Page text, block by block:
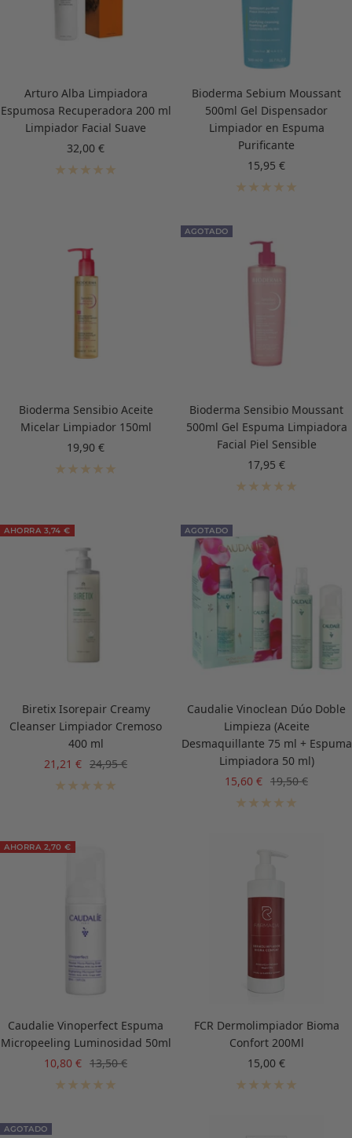
Arturo Alba Limpiadora
Espumosa Recuperadora 200 ml
Limpiador Facial Suave
Precio
de
32,00 €
Bioderma Sebium Moussant
500ml Gel Dispensador
Limpiador en Espuma
Purificante
Precio
de
15,95 €
Bioderma Sensibio Aceite
Micelar Limpiador 150ml
Precio
de
19,90 €
AGOTADO
Bioderma Sensibio Moussant
500ml Gel Espuma Limpiadora
Facial Piel Sensible
Precio
de
17,95 €
AHORRA 3,74 €
Biretix Isorepair Creamy
Cleanser Limpiador Cremoso
400 ml
Precio
21,21 € Precio
normal
24,95 €
AGOTADO
Caudalie Vinoclean Dúo Doble
Limpieza (Aceite
Desmaquillante 75 ml + Espuma
Limpiadora 50 ml)
Precio
15,60 € Precio
normal
19,50 €
AHORRA 2,70 €
Caudalie Vinoperfect Espuma
Micropeeling Luminosidad 50ml
Precio
10,80 € Precio
normal
13,50 €
FCR Dermolimpiador Bioma
Confort 200Ml
Precio
de
15,00 €
AGOTADO